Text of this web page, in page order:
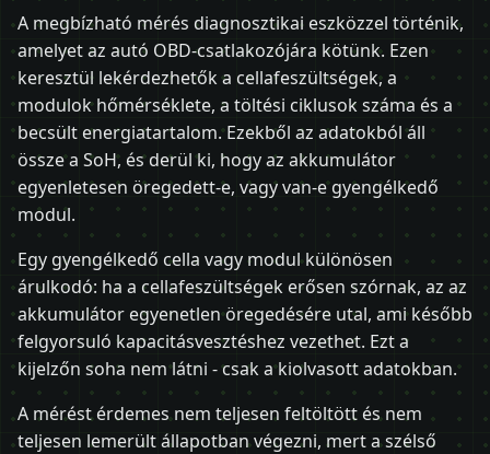
A megbízható mérés diagnosztikai eszközzel történik,
amelyet az autó OBD-csatlakozójára kötünk. Ezen
keresztül lekérdezhetők a cellafeszültségek, a
modulok hőmérséklete, a töltési ciklusok száma és a
becsült energiatartalom. Ezekből az adatokból áll
össze a SoH, és derül ki, hogy az akkumulátor
egyenletesen öregedett-e, vagy van-e gyengélkedő
modul.
Egy gyengélkedő cella vagy modul különösen
árulkodó: ha a cellafeszültségek erősen szórnak, az az
akkumulátor egyenetlen öregedésére utal, ami később
felgyorsuló kapacitásvesztéshez vezethet. Ezt a
kijelzőn soha nem látni - csak a kiolvasott adatokban.
A mérést érdemes nem teljesen feltöltött és nem
teljesen lemerült állapotban végezni, mert a szélső